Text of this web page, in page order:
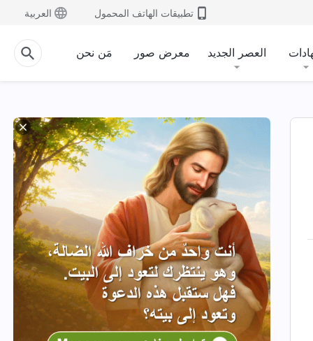
تطبيقات الهاتف المحمول العربية
العصر الجديد معرض صور مَن نحن